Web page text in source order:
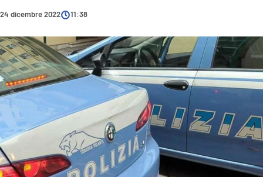
ECONOMIA E LAVORO
SANITÀ
SPORT
CULTURA
AMBIENTE
Streaming
LAC TV
24 dicembre 2022 11:38